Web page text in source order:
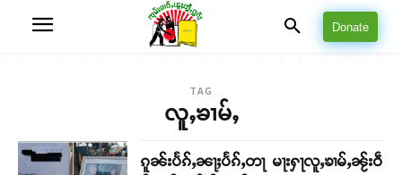
Donate
TAG
လူႇၶၢမ်ႇ
ၵူၼ်းပႅၵ်ႇၼႃႈပႅၵ်ႇတႃ မႃးႁႃလူႇၶၢမ်ႇၼႂ်းဝဵ